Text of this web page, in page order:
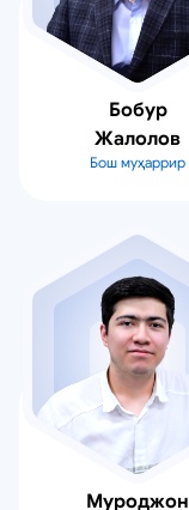
Бобур
Жалолов
Бош муҳаррир
Муроджон